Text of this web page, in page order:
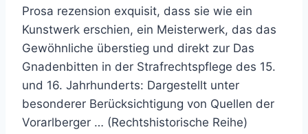
Prosa rezension exquisit, dass sie wie ein
Kunstwerk erschien, ein Meisterwerk, das das
Gewöhnliche überstieg und direkt zur Das
Gnadenbitten in der Strafrechtspflege des 15.
und 16. Jahrhunderts: Dargestellt unter
besonderer Berücksichtigung von Quellen der
Vorarlberger … (Rechtshistorische Reihe)